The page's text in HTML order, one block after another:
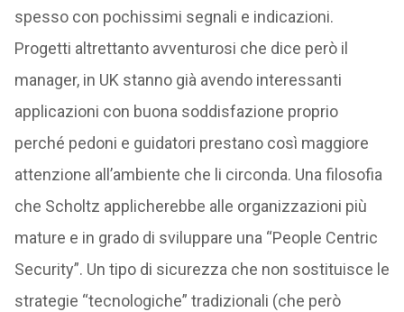
spesso con pochissimi segnali e indicazioni.
Progetti altrettanto avventurosi che dice però il
manager, in UK stanno già avendo interessanti
applicazioni con buona soddisfazione proprio
perché pedoni e guidatori prestano così maggiore
attenzione all’ambiente che li circonda. Una filosofia
che Scholtz applicherebbe alle organizzazioni più
mature e in grado di sviluppare una “People Centric
Security”. Un tipo di sicurezza che non sostituisce le
strategie “tecnologiche” tradizionali (che però